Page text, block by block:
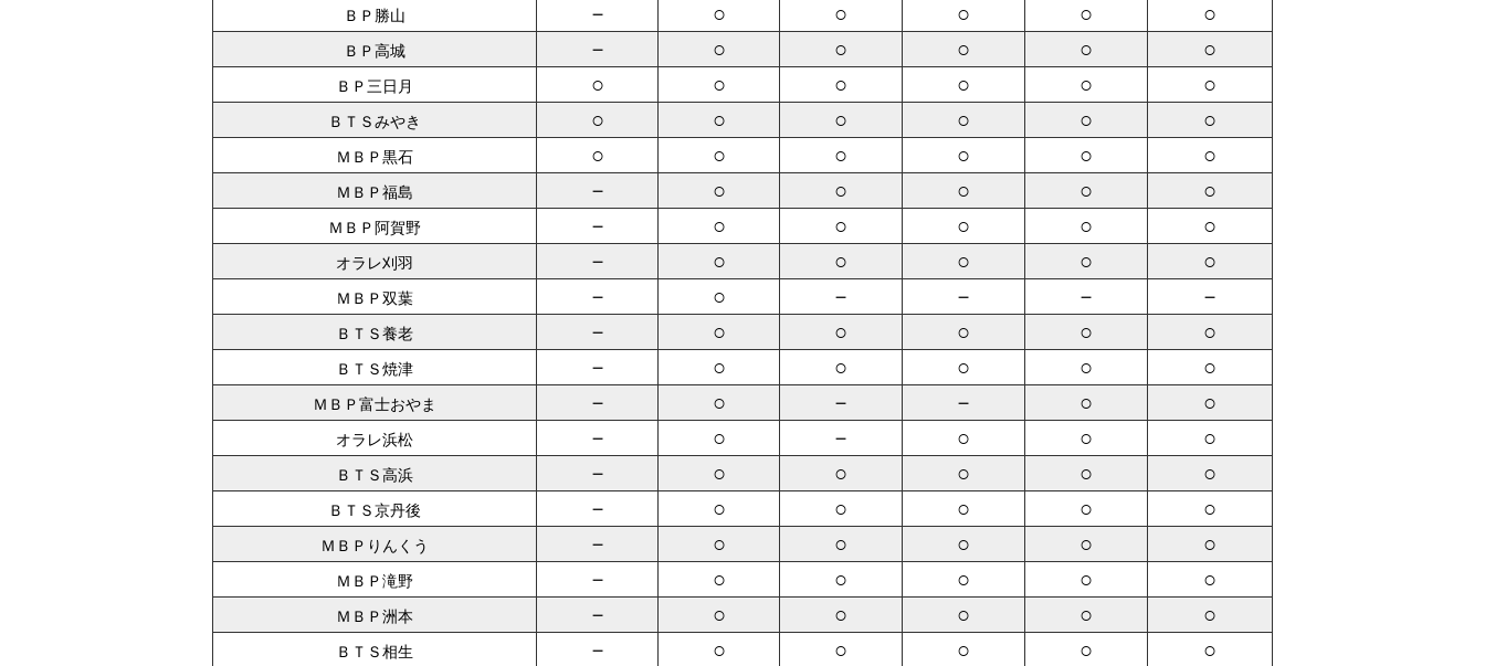
ＢＰ勝山 － ○ ○ ○ ○ ○
ＢＰ高城 － ○ ○ ○ ○ ○
ＢＰ三日月 ○ ○ ○ ○ ○ ○
ＢＴＳみやき ○ ○ ○ ○ ○ ○
ＭＢＰ黒石 ○ ○ ○ ○ ○ ○
ＭＢＰ福島 － ○ ○ ○ ○ ○
ＭＢＰ阿賀野 － ○ ○ ○ ○ ○
オラレ刈羽 － ○ ○ ○ ○ ○
ＭＢＰ双葉 － ○ － － － －
ＢＴＳ養老 － ○ ○ ○ ○ ○
ＢＴＳ焼津 － ○ ○ ○ ○ ○
ＭＢＰ富士おやま － ○ － － ○ ○
オラレ浜松 － ○ － ○ ○ ○
ＢＴＳ高浜 － ○ ○ ○ ○ ○
ＢＴＳ京丹後 － ○ ○ ○ ○ ○
ＭＢＰりんくう － ○ ○ ○ ○ ○
ＭＢＰ滝野 － ○ ○ ○ ○ ○
ＭＢＰ洲本 － ○ ○ ○ ○ ○
ＢＴＳ相生 － ○ ○ ○ ○ ○